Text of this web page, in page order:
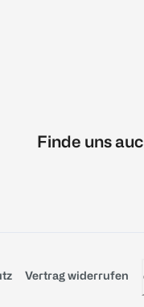
Finde uns
Vertrag widerrufen